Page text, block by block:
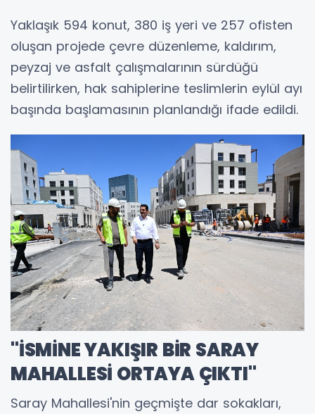
Yaklaşık 594 konut, 380 iş yeri ve 257 ofisten
oluşan projede çevre düzenleme, kaldırım,
peyzaj ve asfalt çalışmalarının sürdüğü
belirtilirken, hak sahiplerine teslimlerin eylül ayı
başında başlamasının planlandığı ifade edildi.
"İSMİNE YAKIŞIR BİR SARAY
MAHALLESİ ORTAYA ÇIKTI"
Saray Mahallesi'nin geçmişte dar sokakları,